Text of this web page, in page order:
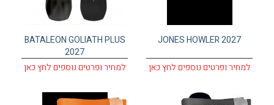
JONES HOWLER 2027
למחיר ופרטים נוספים לחץ כאן
BATALEON GOLIATH PLUS
2027
למחיר ופרטים נוספים לחץ כאן